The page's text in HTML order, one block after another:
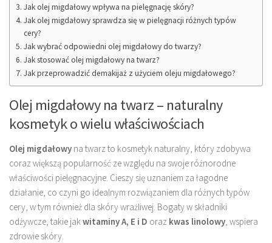
Jak olej migdałowy wpływa na pielęgnację skóry?
Jak olej migdałowy sprawdza się w pielęgnacji różnych typów
cery?
Jak wybrać odpowiedni olej migdałowy do twarzy?
Jak stosować olej migdałowy na twarz?
Jak przeprowadzić demakijaż z użyciem oleju migdałowego?
Olej migdałowy na twarz – naturalny
kosmetyk o wielu właściwościach
Olej migdałowy na twarz to kosmetyk naturalny, który zdobywa
coraz większą popularność ze względu na swoje różnorodne
właściwości pielęgnacyjne. Cieszy się uznaniem za łagodne
działanie, co czyni go idealnym rozwiązaniem dla różnych typów
cery, w tym również dla skóry wrażliwej. Bogaty w składniki
odżywcze, takie jakwitaminy A, E i D oraz kwas linolowy, wspiera
zdrowie skóry.